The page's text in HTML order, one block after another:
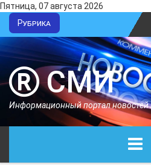
Пятница, 07 августа 2026
Рубрика
СМИ
Информационный портал